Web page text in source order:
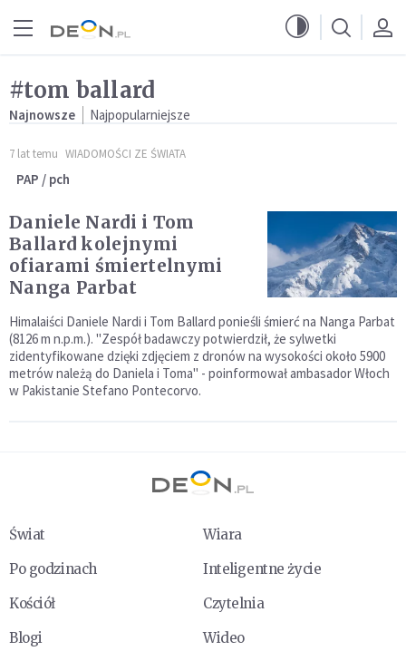
#tom ballard
Najnowsze Najpopularniejsze
7 lat temu WIADOMOŚCI ZE ŚWIATA
PAP / pch
Daniele Nardi i Tom
Ballard kolejnymi
ofiarami śmiertelnymi
Nanga Parbat
Himalaiści Daniele Nardi i Tom Ballard ponieśli śmierć na Nanga Parbat
(8126 m n.p.m.). "Zespół badawczy potwierdził, że sylwetki
zidentyfikowane dzięki zdjęciem z dronów na wysokości około 5900
metrów należą do Daniela i Toma" - poinformował ambasador Włoch
w Pakistanie Stefano Pontecorvo.
Świat
Wiara
Po godzinach
Inteligentne życie
Kościół
Czytelnia
Blogi
Wideo